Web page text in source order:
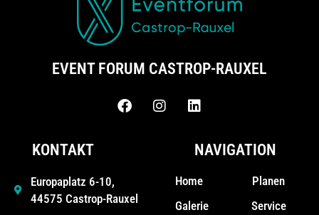
EVENT FORUM CASTROP-RAUXEL
KONTAKT
Europaplatz 6-10,
44575 Castrop-Rauxel
NAVIGATION
Home
Galerie
Planen
Service